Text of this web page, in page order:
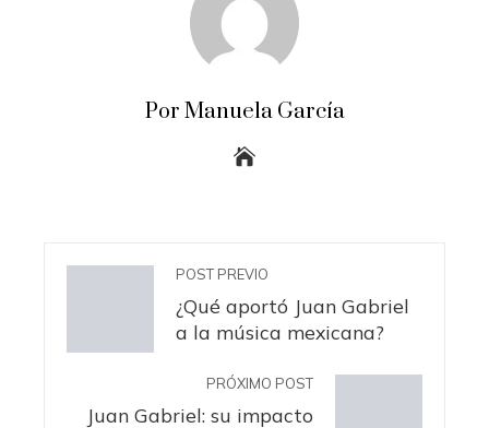
Por Manuela García
POST PREVIO
¿Qué aportó Juan Gabriel
a la música mexicana?
PRÓXIMO POST
Juan Gabriel: su impacto